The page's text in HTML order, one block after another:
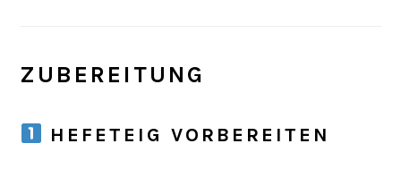
ZUBEREITUNG
HEFETEIG VORBEREITEN